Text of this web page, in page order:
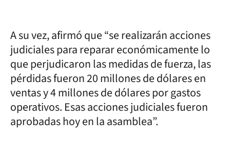
A su vez, afirmó que “se realizarán acciones
judiciales para reparar económicamente lo
que perjudicaron las medidas de fuerza, las
pérdidas fueron 20 millones de dólares en
ventas y 4 millones de dólares por gastos
operativos. Esas acciones judiciales fueron
aprobadas hoy en la asamblea”.